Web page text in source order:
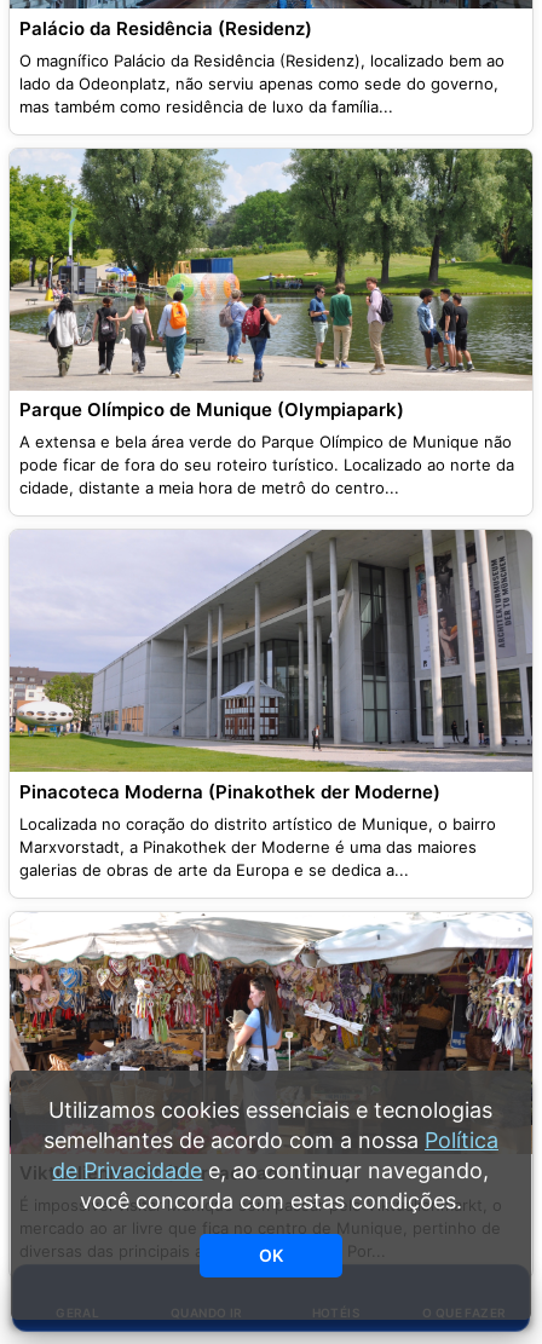
Palácio da Residência (Residenz)
O magnífico Palácio da Residência (Residenz), localizado bem ao
lado da Odeonplatz, não serviu apenas como sede do governo,
mas também como residência de luxo da família...
Parque Olímpico de Munique (Olympiapark)
A extensa e bela área verde do Parque Olímpico de Munique não
pode ficar de fora do seu roteiro turístico. Localizado ao norte da
cidade, distante a meia hora de metrô do centro...
Pinacoteca Moderna (Pinakothek der Moderne)
Localizada no coração do distrito artístico de Munique, o bairro
Marxvorstadt, a Pinakothek der Moderne é uma das maiores
galerias de obras de arte da Europa e se dedica a...
Viktualienmarkt (Mercado ao ar livre)
É impossível visitar Munique sem passar pelo Viktualienmarkt, o
mercado ao ar livre que fica no centro de Munique, pertinho de
diversas das principais atrações da cidade. Por...
QUANDO IR HOTÉIS O QUE FAZER
Utilizamos cookies essenciais e tecnologias
semelhantes de acordo com a nossa Política
de Privacidadee, ao continuar navegando,
você concorda com estas condições.
OK